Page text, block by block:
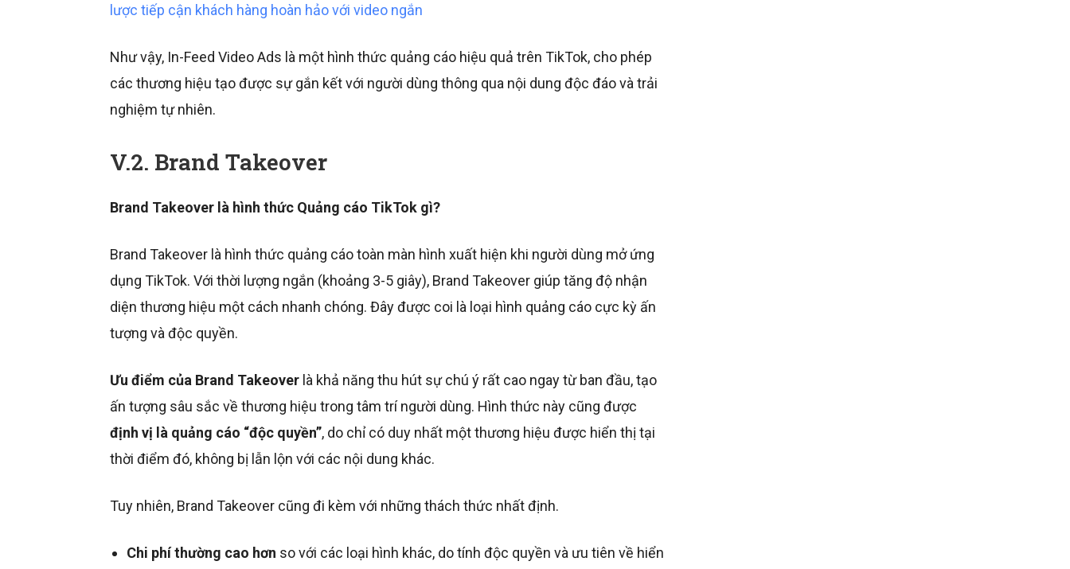
lược tiếp cận khách hàng hoàn hảo với video ngắn
Như vậy, In-Feed Video Ads là một hình thức quảng cáo hiệu quả trên TikTok, cho phép
các thương hiệu tạo được sự gắn kết với người dùng thông qua nội dung độc đáo và trải
nghiệm tự nhiên.
V.2. Brand Takeover
Brand Takeover là hình thức Quảng cáo TikTok gì?
Brand Takeover là hình thức quảng cáo toàn màn hình xuất hiện khi người dùng mở ứng
dụng TikTok. Với thời lượng ngắn (khoảng 3-5 giây), Brand Takeover giúp tăng độ nhận
diện thương hiệu một cách nhanh chóng. Đây được coi là loại hình quảng cáo cực kỳ ấn
tượng và độc quyền.
Ưu điểm của Brand Takeover là khả năng thu hút sự chú ý rất cao ngay từ ban đầu, tạo
ấn tượng sâu sắc về thương hiệu trong tâm trí người dùng. Hình thức này cũng được
định vị là quảng cáo “độc quyền”, do chỉ có duy nhất một thương hiệu được hiển thị tại
thời điểm đó, không bị lẫn lộn với các nội dung khác.
Tuy nhiên, Brand Takeover cũng đi kèm với những thách thức nhất định.
Chi phí thường cao hơn so với các loại hình khác, do tính độc quyền và ưu tiên về hiển